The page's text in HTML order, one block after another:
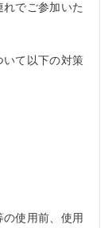
でご参加いた
いて以下の対策
の使用前、使用